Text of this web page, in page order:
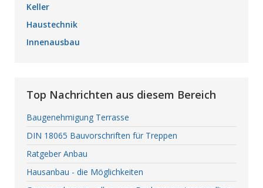
Keller
Haustechnik
Innenausbau
Top Nachrichten aus diesem Bereich
Baugenehmigung Terrasse
DIN 18065 Bauvorschriften für Treppen
Ratgeber Anbau
Hausanbau - die Möglichkeiten